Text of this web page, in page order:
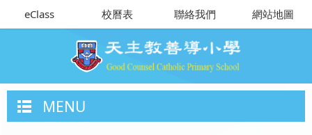
eClass 校曆表 聯絡我們 網站地圖
MENU